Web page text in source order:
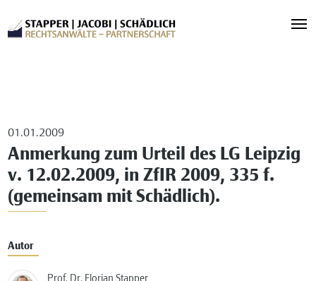
01.01.2009
Anmerkung zum Urteil des LG Leipzig
v. 12.02.2009, in ZfIR 2009, 335 f.
(gemeinsam mit Schädlich).
Autor
Prof. Dr. Florian Stapper